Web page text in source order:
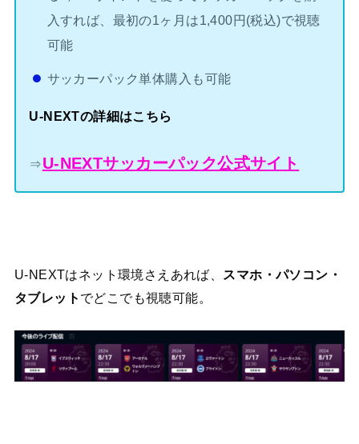
入すれば、最初の1ヶ月は1,400円(税込)で視聴
可能
サッカーパック単体購入も可能
U-NEXTの詳細はこちら
⇒U-NEXTサッカーパック公式サイト
U-NEXTはネット環境さえあれば、 スマホ・パソコン・
タブレット でどこでも視聴可能。